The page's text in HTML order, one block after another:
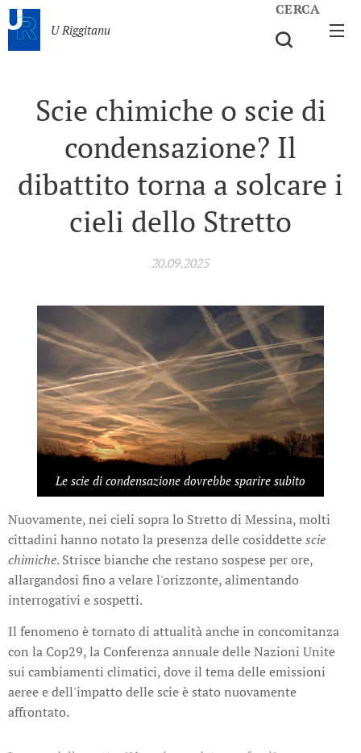
U Riggitanu
CERCA
Scie chimiche o scie di
condensazione? Il
dibattito torna a solcare i
cieli dello Stretto
20.09.2025
Le scie di condensazione dovrebbe sparire subito
Nuovamente, nei cieli sopra lo Stretto di Messina, molti
cittadini hanno notato la presenza delle cosiddettescie
chimiche. Strisce bianche che restano sospese per ore,
allargandosi fino a velare l'orizzonte, alimentando
interrogativi e sospetti.
Il fenomeno è tornato di attualità anche in concomitanza
con la Cop29, la Conferenza annuale delle Nazioni Unite
sui cambiamenti climatici, dove il tema delle emissioni
aeree e dell'impatto delle scie è stato nuovamente
affrontato.